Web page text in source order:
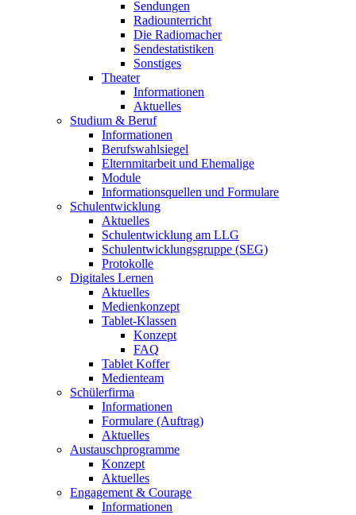
Sendungen
Radiounterricht
Die Radiomacher
Sendestatistiken
Sonstiges
Theater
Informationen
Aktuelles
Studium & Beruf
Informationen
Berufswahlsiegel
Elternmitarbeit und Ehemalige
Module
Informationsquellen und Formulare
Schulentwicklung
Aktuelles
Schulentwicklung am LLG
Schulentwicklungsgruppe (SEG)
Protokolle
Digitales Lernen
Aktuelles
Medienkonzept
Tablet-Klassen
Konzept
FAQ
Tablet Koffer
Medienteam
Schülerfirma
Informationen
Formulare (Auftrag)
Aktuelles
Austauschprogramme
Konzept
Aktuelles
Engagement & Courage
Informationen